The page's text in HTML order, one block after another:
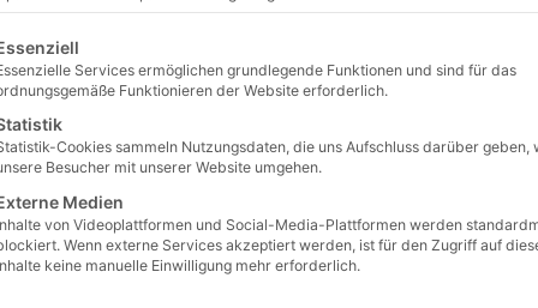
Breite
eine Liste der Service-Gruppen, für die eine
Services ermöglichen grundlegende Funktionen und sind für das
Funktionieren der Website erforderlich.
Cookies sammeln Nutzungsdaten, die uns Aufschluss darüber geben,
Besucher mit unserer Website umgehen.
Medien
von Videoplattformen und Social-Media-Plattformen werden
Wenn externe Services akzeptiert werden, ist für den Zugriff auf
keine manuelle Einwilligung mehr erforderlich.